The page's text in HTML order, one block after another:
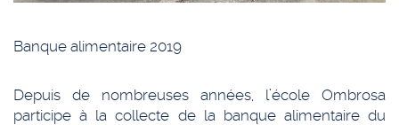
Banque alimentaire 2019
Depuis de nombreuses années, l’école Ombrosa
participe à la collecte de la banque alimentaire du